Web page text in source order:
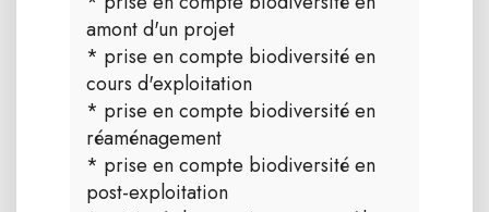
amont d'un projet
* prise en compte biodiversité en
cours d'exploitation
* prise en compte biodiversité en
réaménagement
* prise en compte biodiversité en
post-exploitation